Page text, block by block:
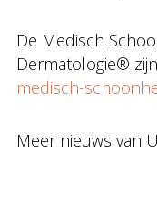
De Medisch
Dermatologie®
medisch-
Meer nieuws van